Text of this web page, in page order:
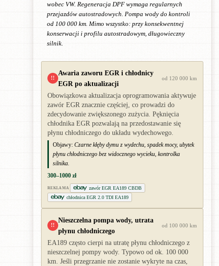
wobec VW. Regeneracja DPF wymaga regularnych
przejazdów autostradowych. Pompa wody do kontroli
od 100 000 km. Mimo wszystko: przy konsekwentnej
konserwacji i profilu autostradowym, długowieczny
silnik.
!!
Awaria zaworu EGR i chłodnicy
EGR po aktualizacji
od 120 000 km
Obowiązkowa aktualizacja oprogramowania aktywuje
zawór EGR znacznie częściej, co prowadzi do
zdecydowanie zwiększonego zużycia. Pęknięcia
chłodnika EGR pozwalają na przedostawanie się
płynu chłodniczego do układu wydechowego.
Objawy: Czarne kłęby dymu z wydechu, spadek mocy, ubytek
płynu chłodniczego bez widocznego wycieku, kontrolka
silnika.
300–1000 zł
REKLAMA
zawór EGR EA189 CBDB
chłodnica EGR 2.0 TDI EA189
!!
Nieszczelna pompa wody, utrata
płynu chłodniczego
od 100 000 km
EA189 często cierpi na utratę płynu chłodniczego z
nieszczelnej pompy wody. Typowo od ok. 100 000
km. Jeśli przegrzanie nie zostanie wykryte na czas,